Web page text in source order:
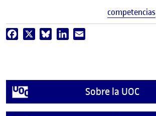
competencias
Facebook BlueskyLinkedIn
Sobre la UOC